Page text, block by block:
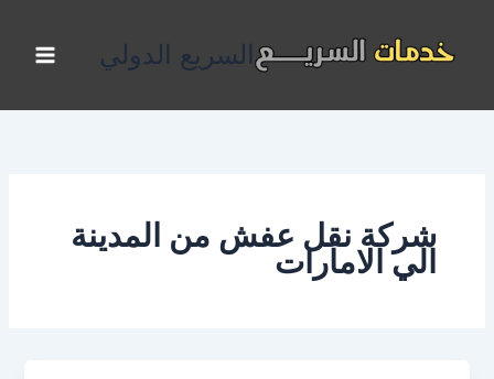
المحتوى
السريع الدولي
شركة نقل عفش من المدينة
الي الامارات